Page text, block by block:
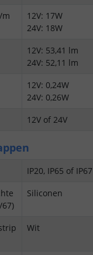
m
12V: 17W
24V: 18W
12V: 53,41 lm
24V: 52,11 lm
12V: 0,24W
24V: 0,26W
12V of 24V
IP20, IP65 of IP67
Siliconen
Wit